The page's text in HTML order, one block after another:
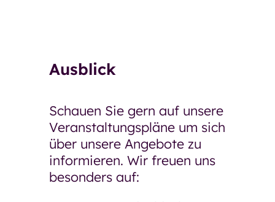
Ausblick
Schauen Sie gern auf unsere
Veranstaltungspläne um sich
über unsere Angebote zu
informieren. Wir freuen uns
besonders auf: